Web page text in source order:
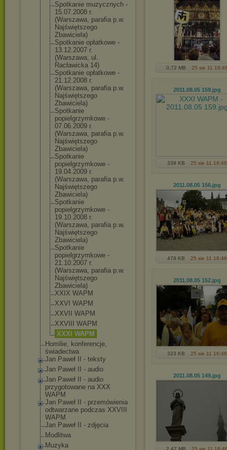
Spotkanie muzycznych -
15.07.2008 r.
(Warszawa, parafia p.w.
Najświętszego
Zbawiciela)
Spotkanie opłatkowe -
13.12.2007 r.
(Warszawa, ul.
Racławicka 14)
Spotkanie opłatkowe -
21.12.2008 r.
(Warszawa, parafia p.w.
Najświętszego
Zbawiciela)
Spotkanie
popielgrzymkowe -
07.06.2009 r.
(Warszawa, parafia p.w.
Najświętszego
Zbawiciela)
Spotkanie
popielgrzymkowe -
19.04.2009 r.
(Warszawa, parafia p.w.
Najświętszego
Zbawiciela)
Spotkanie
popielgrzymkowe -
19.10.2008 r.
(Warszawa, parafia p.w.
Najświętszego
Zbawiciela)
Spotkanie
popielgrzymkowe -
21.10.2007 r.
(Warszawa, parafia p.w.
Najświętszego
Zbawiciela)
XXIX WAPM
XXVI WAPM
XXVII WAPM
XXVIII WAPM
XXXI WAPM
Homilie, konferencje,
świadectwa
Jan Paweł II - teksty
Jan Paweł II - audio
Jan Paweł II - audio
przygotowane na XXX
WAPM
Jan Paweł II - przemówienia
odtwarzane podczas XXVIII
WAPM
Jan Paweł II - zdjęcia
Modlitwa
Muzyka
0,72 MB 25 sie 11
2011.08.05 159.jpg
339 KB 25 sie 11 16:46
2011.08.05 156.jpg
478 KB 25 sie 11 16:46
2011.08.05 152.jpg
323 KB 25 sie 11 16:46
2011.08.05 149.jpg
2,47 MB 25 sie 11